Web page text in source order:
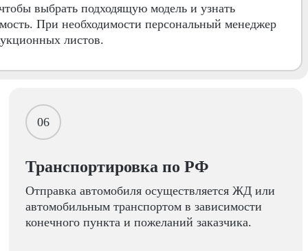
выбрать подходящую модель и узнать
При необходимости персональный менеджер
листов.
06
Транспортировка по РФ
Отправка автомобиля осуществляется ЖД или
автомобильным транспортом в зависимости
конечного пункта и пожеланий заказчика.